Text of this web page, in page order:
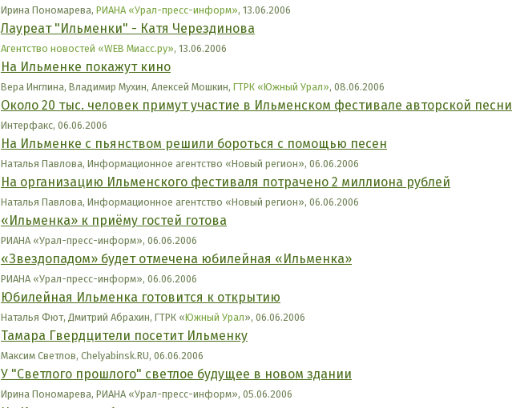
Ирина Пономарева, РИАНА «Урал-пресс-информ», 13.06.2006
Лауреат "Ильменки" - Катя Черездинова
Агентство новостей «WEB Миасс.ру», 13.06.2006
На Ильменке покажут кино
Вера Инглина, Владимир Мухин, Алексей Мошкин, ГТРК «Южный Урал», 08.06.2006
Около 20 тыс. человек примут участие в Ильменском фестивале авторской песни
Интерфакс, 06.06.2006
На Ильменке с пьянством решили бороться с помощью песен
Наталья Павлова, Информационное агентство «Новый регион», 06.06.2006
На организацию Ильменского фестиваля потрачено 2 миллиона рублей
Наталья Павлова, Информационное агентство «Новый регион», 06.06.2006
«Ильменка» к приёму гостей готова
РИАНА «Урал-пресс-информ», 06.06.2006
«Звездопадом» будет отмечена юбилейная «Ильменка»
РИАНА «Урал-пресс-информ», 06.06.2006
Юбилейная Ильменка готовится к открытию
Наталья Фют, Дмитрий Абрахин, ГТРК «Южный Урал», 06.06.2006
Тамара Гвердцители посетит Ильменку
Максим Светлов, Chelyabinsk.RU, 06.06.2006
У "Светлого прошлого" светлое будущее в новом здании
Ирина Пономарева, РИАНА «Урал-пресс-информ», 05.06.2006